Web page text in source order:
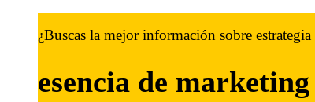
¿Buscas la mejor información sobre
esencia de marketing